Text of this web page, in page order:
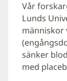
Vår
Lunds
människor
sänker
med